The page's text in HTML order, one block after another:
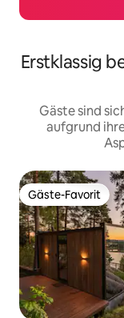
Erstklassig
Gäste sind
aufgrund
Gäste-Favorit
Gäste-Favorit